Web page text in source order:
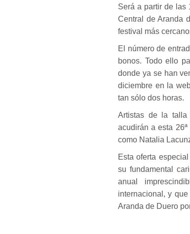
Será a partir de las
Central de Aranda
festival más
El número de
bonos. Todo ello
donde ya se han
diciembre en la
tan sólo dos horas.
Artistas de la talla
acudirán a esta
como Natalia
Esta oferta
su fundamental
anual
internacional, y
Aranda de Duero